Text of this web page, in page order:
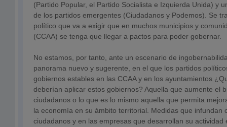
(Partido Popular, el Partido Socialista e Izquierda Unida) y
de los partidos emergentes (Ciudadanos y Podemos). Se
político que va a exigir que en muchos municipios y
(CCAA) se tenga que llegar a pactos para poder gobernar.
No estamos, por tanto, ante un escenario de
panorama nuevo y sugerente, en el que los partidos
gobiernos estables en las CCAA y en los ayuntamientos
deberían aplicar estos gobiernos? Aquella que aumente el
ciudadanos o lo que es lo mismo aquella que permita
la economía en su ámbito territorial. Medidas que infundan
ciudadanos y en las empresas que desarrollan su actividad